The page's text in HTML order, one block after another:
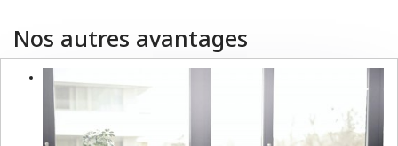
Nos autres avantages